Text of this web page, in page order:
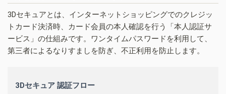
3Dセキュアとは、インターネットショッピングでのクレジッ
トカード決済時、カード会員の本人確認を行う「本人認証サ
ービス」の仕組みです。ワンタイムパスワードを利用して、
第三者によるなりすましを防ぎ、不正利用を防止します。
3Dセキュア 認証フロー